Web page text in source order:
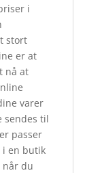
i
stort
er at
nå at
varer
sendes til
passer
i en butik
når du